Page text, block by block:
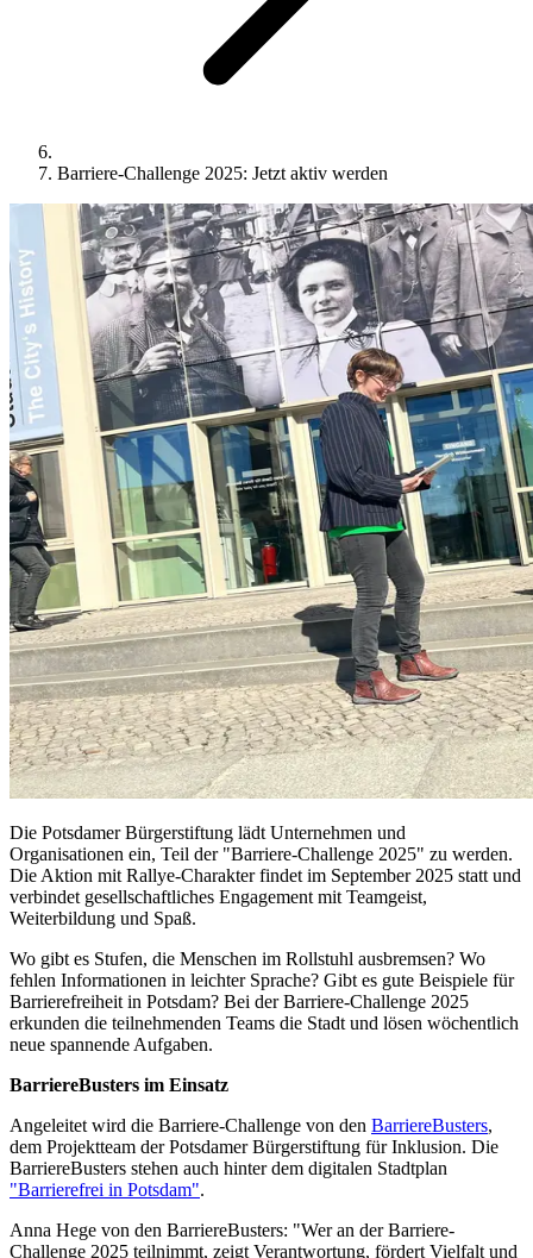
Barriere-Challenge 2025: Jetzt aktiv werden
Die Potsdamer Bürgerstiftung lädt Unternehmen und
Organisationen ein, Teil der "Barriere-Challenge 2025" zu werden.
Die Aktion mit Rallye-Charakter findet im September 2025 statt und
verbindet gesellschaftliches Engagement mit Teamgeist,
Weiterbildung und Spaß.
Wo gibt es Stufen, die Menschen im Rollstuhl ausbremsen? Wo
fehlen Informationen in leichter Sprache? Gibt es gute Beispiele für
Barrierefreiheit in Potsdam? Bei der Barriere-Challenge 2025
erkunden die teilnehmenden Teams die Stadt und lösen wöchentlich
neue spannende Aufgaben.
BarriereBusters im Einsatz
Angeleitet wird die Barriere-Challenge von den BarriereBusters,
dem Projektteam der Potsdamer Bürgerstiftung für Inklusion. Die
BarriereBusters stehen auch hinter dem digitalen Stadtplan
"Barrierefrei in Potsdam".
Anna Hege von den BarriereBusters: "Wer an der Barriere-
Challenge 2025 teilnimmt, zeigt Verantwortung, fördert Vielfalt und